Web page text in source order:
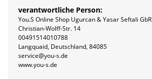
verantwortliche Person:
You.S Online Shop Ugurcan & Yasar Seftali GbR
Christian-Wolff-Str. 14
00491514010788
Langquaid, Deutschland, 84085
service@you-s.de
www.you-s.de